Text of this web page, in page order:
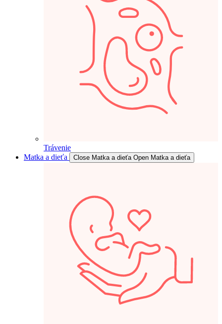
Trávenie
Matka a dieťa
Close Matka a dieťa Open Matka a dieťa